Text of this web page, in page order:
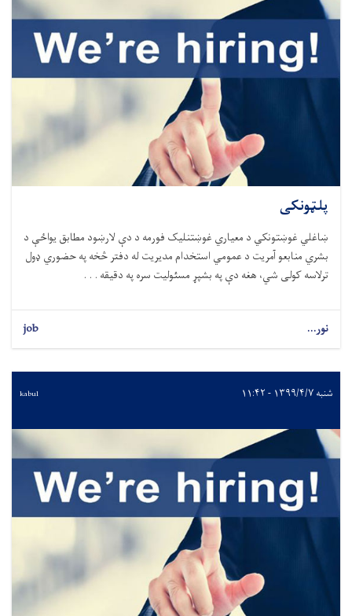
پلټونکی
ښاغلي غوښتونکي د معياري غوښتنليک فورمه د دې لارښود مطابق يواځې د
بشري منابعو آمريت د عمومي استخدام مديريت له دفتر څخه په حضوري ډول
ترلاسه کولی شي، هغه دې په بشپړ مسئوليت سره په دقیقه . . .
نور... job
شنبه ۱۳۹۹/۴/۷ - ۱۱:۴۲ kabul